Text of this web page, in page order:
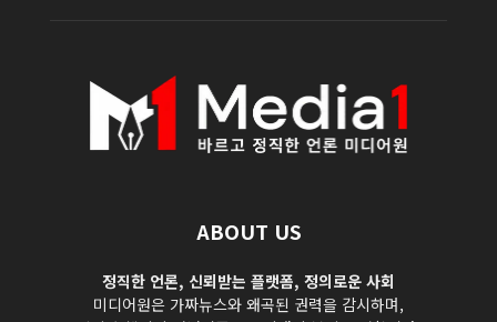
ABOUT US
정직한 언론, 신뢰받는 플랫폼, 정의로운 사회
미디어원은 가짜뉴스와 왜곡된 권력을 감시하며,